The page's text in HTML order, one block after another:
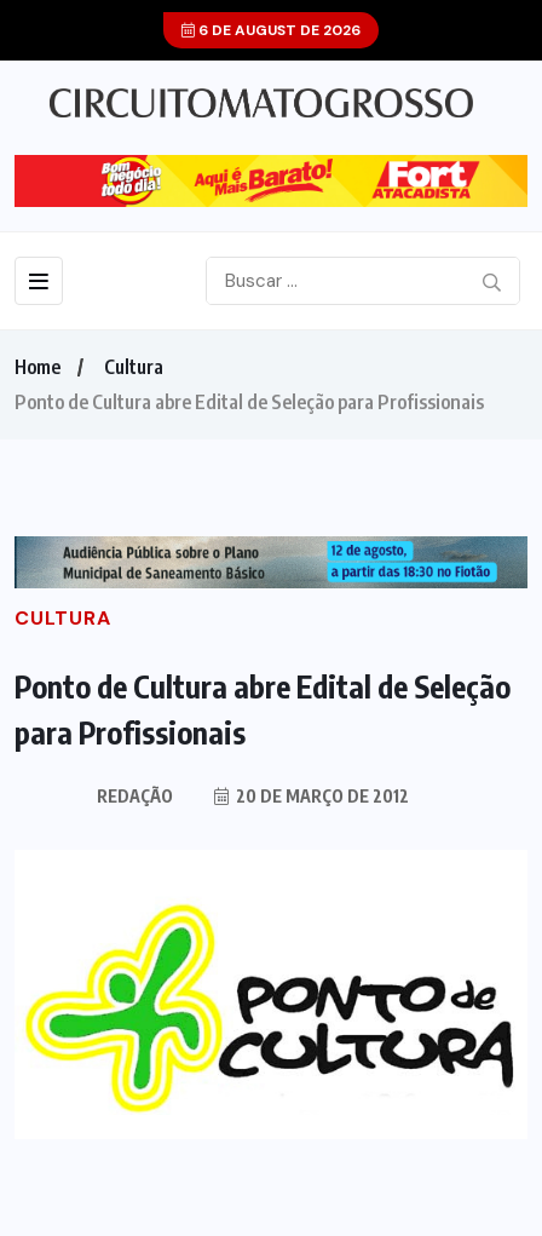
6 DE AUGUST DE 2026
Home
Cultura
Ponto de Cultura abre Edital de Seleção para Profissionais
CULTURA
Ponto de Cultura abre Edital de Seleção
para Profissionais
REDAÇÃO 20 DE MARÇO DE 2012